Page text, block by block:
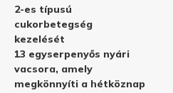
2-es típusú
cukorbetegség
kezelését
13 egyserpenyős nyári
vacsora, amely
megkönnyíti a hétköznap